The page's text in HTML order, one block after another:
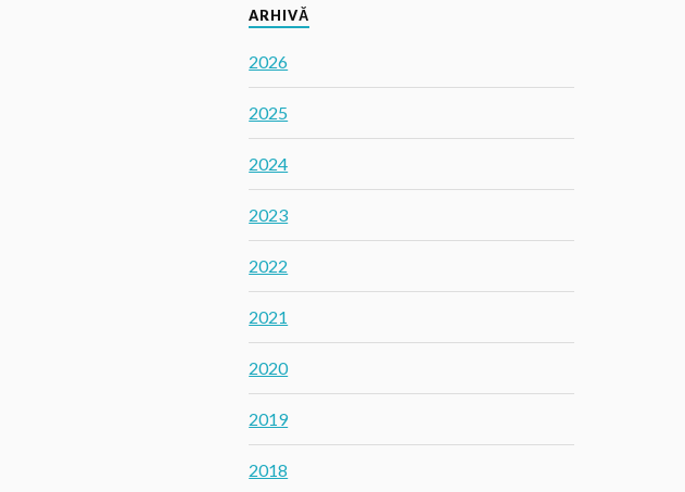
ARHIVĂ
2026
2025
2024
2023
2022
2021
2020
2019
2018